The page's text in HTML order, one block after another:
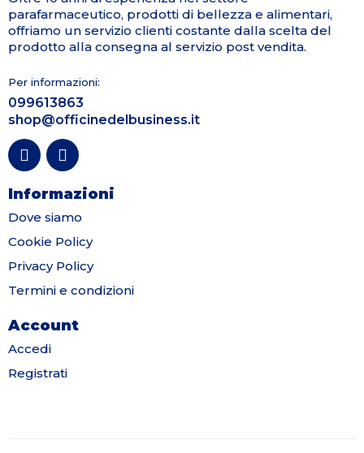
parafarmaceutico, prodotti di bellezza e alimentari,
offriamo un servizio clienti costante dalla scelta del
prodotto alla consegna al servizio post vendita.
Per informazioni:
099613863
shop@officinedelbusiness.it
Informazioni
Dove siamo
Cookie Policy
Privacy Policy
Termini e condizioni
Account
Accedi
Registrati